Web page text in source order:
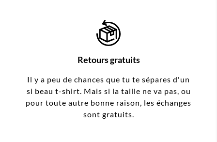
Retours gratuits
Il y a peu de chances que tu te sépares d'un
si beau t-shirt. Mais si la taille ne va pas, ou
pour toute autre bonne raison, les échanges
sont gratuits.